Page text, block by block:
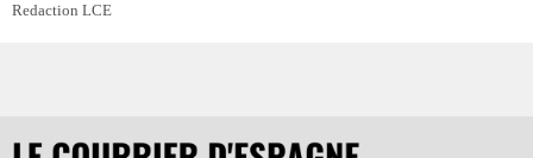
Redaction LCE